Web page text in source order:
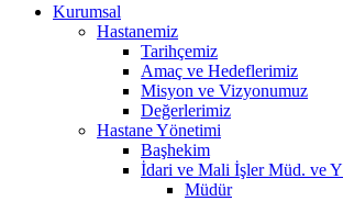
Kurumsal
Hastanemiz
Tarihçemiz
Amaç ve Hedeflerimiz
Misyon ve Vizyonumuz
Değerlerimiz
Hastane Yönetimi
Başhekim
İdari ve Mali İşler Müd. ve
Müdür